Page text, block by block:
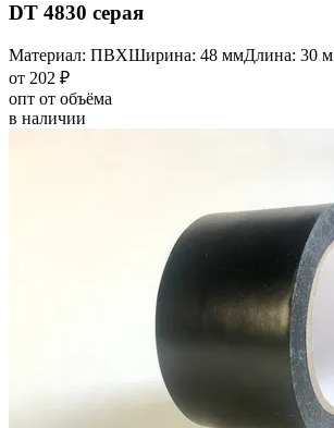
DT 4830 серая
Материал: ПВХШирина: 48 ммДлина: 30 м
от 202 ₽
опт от объёма
в наличии